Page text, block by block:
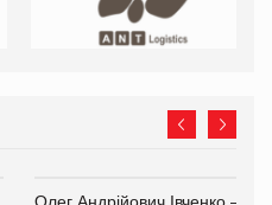
Олег Андрійович Івченко —